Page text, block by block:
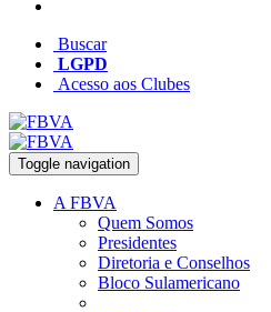
Buscar
LGPD
Acesso aos Clubes
Toggle navigation
A FBVA
Quem Somos
Presidentes
Diretoria e Conselhos
Bloco Sulamericano